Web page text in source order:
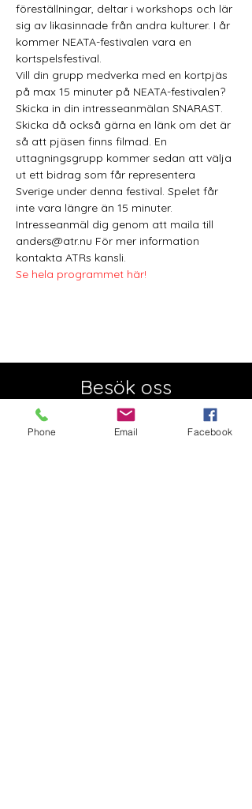
föreställningar, deltar i workshops och lär
sig av likasinnade från andra kulturer. I år
kommer NEATA-festivalen vara en
kortspelsfestival.
Vill din grupp medverka med en kortpjäs
på max 15 minuter på NEATA-festivalen?
Skicka in din intresseanmälan SNARAST.
Skicka då också gärna en länk om det är
så att pjäsen finns filmad. En
uttagningsgrupp kommer sedan att välja
ut ett bidrag som får representera
Sverige under denna festival. Spelet får
inte vara längre än 15 minuter.
Intresseanmäl dig genom att maila till
anders@atr.nu För mer information
kontakta ATRs kansli.
Se hela programmet här!
Besök oss
Semesterstängt:
Öppnar 5 augusti
Phone Email Facebook